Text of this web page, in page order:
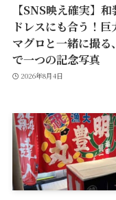
【SNS映え確実】和
ドレスにも合う！巨
マグロと一緒に撮る
で一つの記念写真
2026年8月4日